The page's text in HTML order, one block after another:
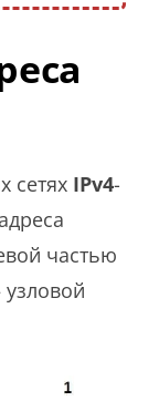
сетях IPv4-
частью